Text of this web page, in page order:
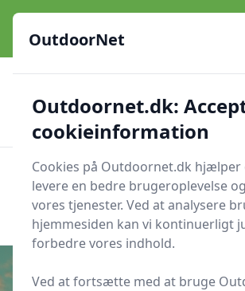
OutdoorNet - Inspiration, guides og grej
himmel
23 produktyper 🔐Sikker nethandel
Verificerede webshops
OutdoorNet
Søg nu
Søg nu
OutdoorNet
Outdoornet.dk:
cookieinformation
Cookies på Outdoornet.dk hjælper
levere en bedre brugeroplevelse
vores tjenester. Ved at analysere
hjemmesiden kan vi kontinuerligt
forbedre vores indhold.
Ved at fortsætte med at bruge